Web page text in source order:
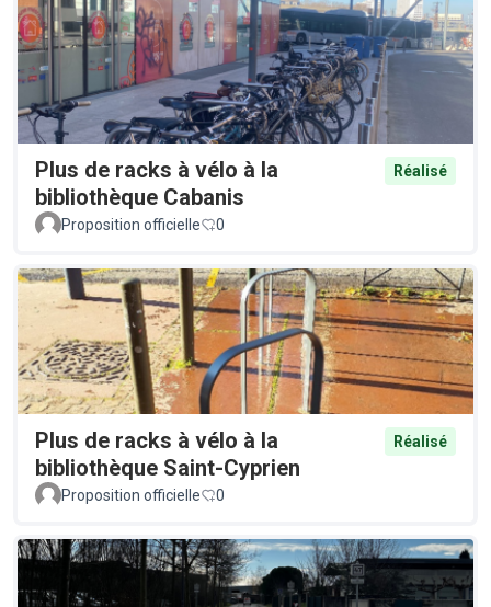
Plus de racks à vélo à la
bibliothèque Cabanis
Réalisé
Proposition officielle 0
Plus de racks à vélo à la
bibliothèque Saint-Cyprien
Réalisé
Proposition officielle 0